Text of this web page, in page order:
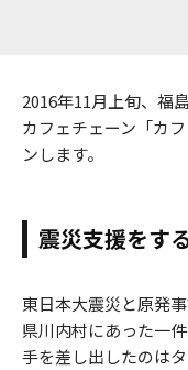
2016年11月上旬、福
カフェチェーン「カ
ンします。
震災支援をす
東日本大震災と原発
県川内村にあった一
手を差し出したのは